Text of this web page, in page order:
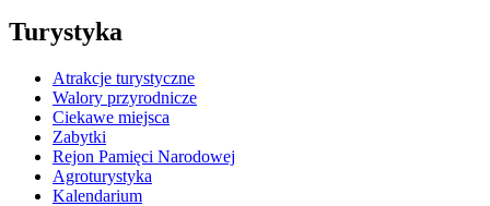
Turystyka
Atrakcje turystyczne
Walory przyrodnicze
Ciekawe miejsca
Zabytki
Rejon Pamięci Narodowej
Agroturystyka
Kalendarium